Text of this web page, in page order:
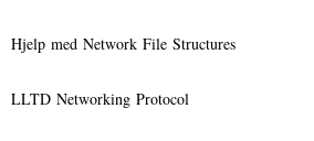
Hjelp med Network File Structures
LLTD Networking Protocol